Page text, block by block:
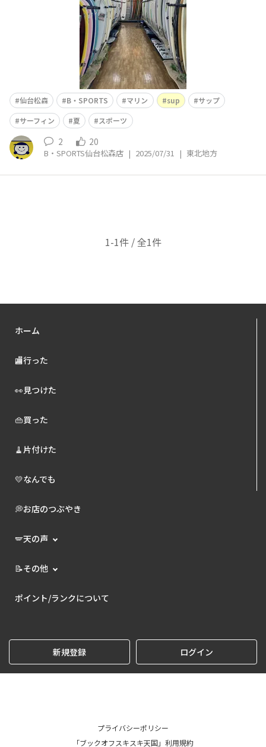
仙台松森 B・SPORTS マリン sup
サップ
サーフィン
夏 スポーツ
2 20
B・SPORTS仙台松森店 | 2025/07/31 | 東北地方
1-1件 / 全1件
ホーム
🏬行った
👀見つけた
👜買った
🧹片付けた
💛なんでも
💭お店のつぶやき
🪽天の声
📝その他
ポイント/ランクについて
新規登録 ログイン
プライバシーポリシー
「ブックオフスキスキ天国」利用規約